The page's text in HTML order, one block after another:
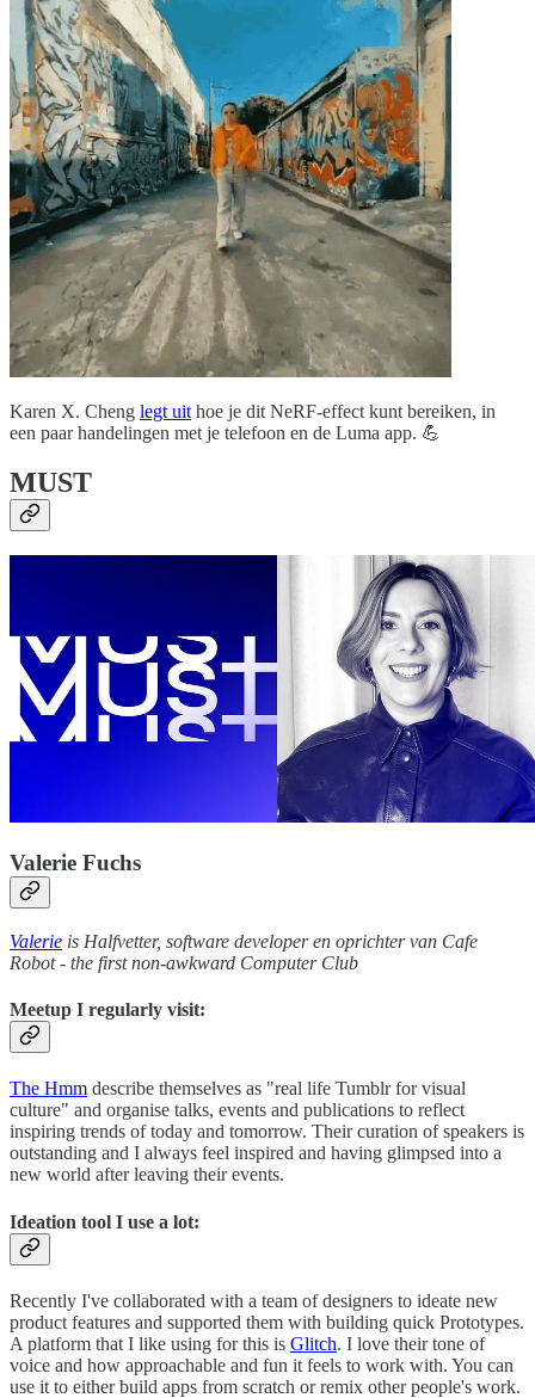
Karen X. Cheng legt uit hoe je dit NeRF-effect kunt bereiken, in
een paar handelingen met je telefoon en de Luma app. 💪
MUST
Valerie Fuchs
Valerie is Halfvetter, software developer en oprichter van Cafe
Robot - the first non-awkward Computer Club
Meetup I regularly visit:
The Hmm describe themselves as "real life Tumblr for visual
culture" and organise talks, events and publications to reflect
inspiring trends of today and tomorrow. Their curation of speakers is
outstanding and I always feel inspired and having glimpsed into a
new world after leaving their events.
Ideation tool I use a lot:
Recently I've collaborated with a team of designers to ideate new
product features and supported them with building quick Prototypes.
A platform that I like using for this is Glitch. I love their tone of
voice and how approachable and fun it feels to work with. You can
use it to either build apps from scratch or remix other people's work.